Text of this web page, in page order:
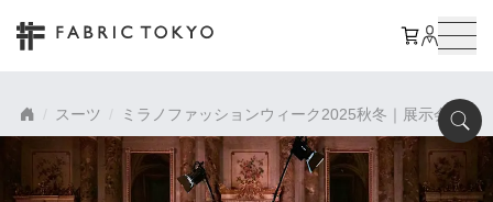
スーツ ミラノファッションウィーク2025秋冬｜展示会 #1